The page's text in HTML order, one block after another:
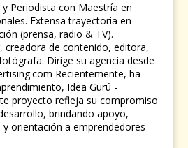
Periodista con Maestría en
Extensa trayectoria en
(prensa, radio & TV).
creadora de contenido, editora,
Dirige su agencia desde
Recientemente, ha
Idea Gurú -
proyecto refleja su compromiso
brindando apoyo,
orientación a emprendedores